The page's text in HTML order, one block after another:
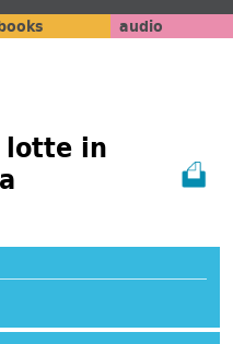
audio
lotte in